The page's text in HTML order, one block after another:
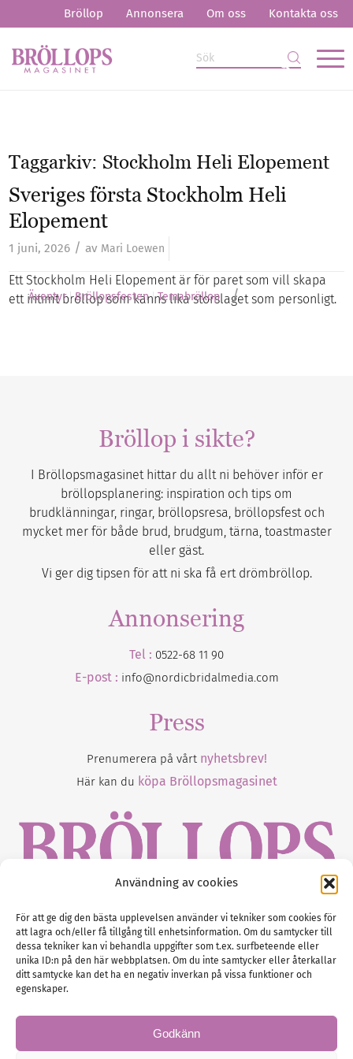
Användning av cookies
För att ge dig den bästa upplevelsen använder vi tekniker som cookies för
att lagra och/eller få tillgång till enhetsinformation. Om du samtycker till
dessa tekniker kan vi behandla uppgifter som t.ex. surfbeteende eller
unika ID:n på den här webbplatsen. Om du inte samtycker eller återkallar
ditt samtycke kan det ha en negativ inverkan på vissa funktioner och
egenskaper.
Godkänn
Bröllop Annonsera Om oss Kontakta oss
Taggarkiv: Stockholm Heli Elopement
Sveriges första Stockholm Heli
Elopement
1 juni, 2026 / av Mari Loewen
Ett Stockholm Heli Elopement är för paret som vill skapa
ett intimt bröllop som känns lika storslaget som personligt.
Äventyr Bröllopsfesten Temabröllop /
Bröllop i sikte?
I Bröllopsmagasinet hittar du allt ni behöver inför er
bröllopsplanering: inspiration och tips om
brudklänningar, ringar, bröllopsresa, bröllopsfest och
mycket mer för både brud, brudgum, tärna, toastmaster
eller gäst.
Vi ger dig tipsen för att ni ska få ert drömbröllop.
Annonsering
Tel : 0522-68 11 90
E-post : info@nordicbridalmedia.com
Press
Prenumerera på vårt nyhetsbrev!
Här kan du köpa Bröllopsmagasinet
Gustaf Mattssons väg 2, 451 50 Uddevalla
Tel :0522-68 11 90
E-post:info@nordicbridalmedia.com